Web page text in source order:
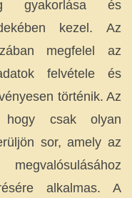
gyakorlása és
kezel. Az
megfelel az
felvétele és
történik. Az
hogy csak olyan
sor, amely az
alkalmas. A